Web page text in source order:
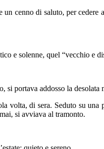
cenno di saluto, per
e solenne, quel “vecchio e
si portava addosso la
volta, di sera. Seduto su una
si avviava al tramonto.